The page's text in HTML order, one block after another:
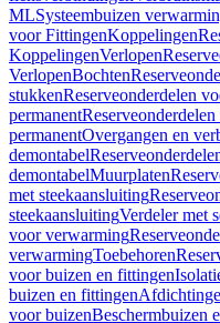
MLSysteembuizen
voor FittingenKoppelingen
KoppelingenVerlopen
VerlopenBochten
stukkenReserveonderdelen
permanent
permanentOvergangen en
demontabel
demontabelMuurplaten
met steekaansluiting
steekaansluitingVerdeler met
voor verwarming
verwarmingToebehoren
voor buizen en fittingen
buizen en fittingen
voor buizenBeschermbuizen